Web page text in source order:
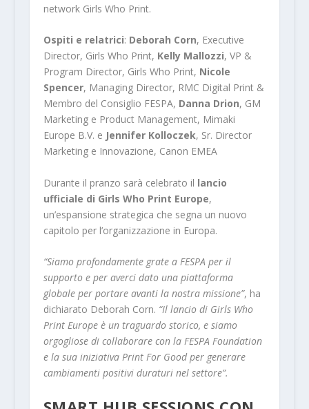
network Girls Who Print.
Ospiti e relatrici: Deborah Corn, Executive
Director, Girls Who Print, Kelly Mallozzi, VP &
Program Director, Girls Who Print, Nicole
Spencer, Managing Director, RMC Digital Print &
Membro del Consiglio FESPA, Danna Drion, GM
Marketing e Product Management, Mimaki
Europe B.V. e Jennifer Kolloczek, Sr. Director
Marketing e Innovazione, Canon EMEA
Durante il pranzo sarà celebrato il lancio
ufficiale di Girls Who Print Europe,
un’espansione strategica che segna un nuovo
capitolo per l’organizzazione in Europa.
“Siamo profondamente grate a FESPA per il
supporto e per averci dato una piattaforma
globale per portare avanti la nostra missione”, ha
dichiarato Deborah Corn. “Il lancio di Girls Who
Print Europe è un traguardo storico, e siamo
orgogliose di collaborare con la FESPA Foundation
e la sua iniziativa Print For Good per generare
cambiamenti positivi duraturi nel settore”.